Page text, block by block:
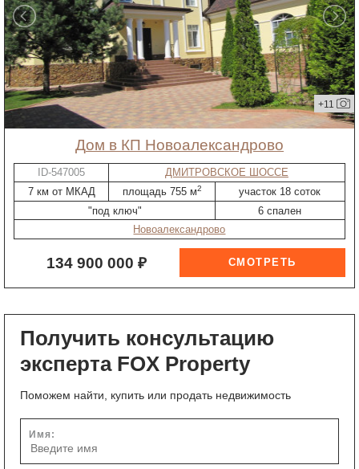
+11
дом в КП Новоалександрово
ID-547005
ДМИТРОВСКОЕ ШОССЕ
7 км от МКАД
площадь 755 м2
участок 18 соток
"под ключ"
6 спален
Новоалександрово
134 900 000 ₽
Получить консультацию
эксперта FOX Property
Поможем найти, купить или продать недвижимость
Имя: